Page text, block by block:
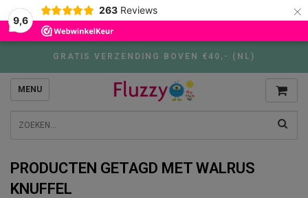
9,6
263 Reviews ×
GRATIS VERZENDING BOVEN €40,- (NL)
MENU
PRODUCTEN GETAGD MET WALRUS
KNUFFEL